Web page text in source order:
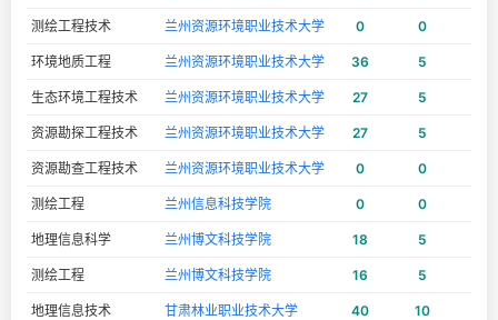
测绘工程技术 兰州资源环境职业技术大学 0 0
环境地质工程 兰州资源环境职业技术大学 36 5
生态环境工程技术 兰州资源环境职业技术大学 27 5
资源勘探工程技术 兰州资源环境职业技术大学 27 5
资源勘查工程技术 兰州资源环境职业技术大学 0 0
测绘工程 兰州信息科技学院 0 0
地理信息科学 兰州博文科技学院 18 5
测绘工程 兰州博文科技学院 16 5
地理信息技术 甘肃林业职业技术大学 40 10